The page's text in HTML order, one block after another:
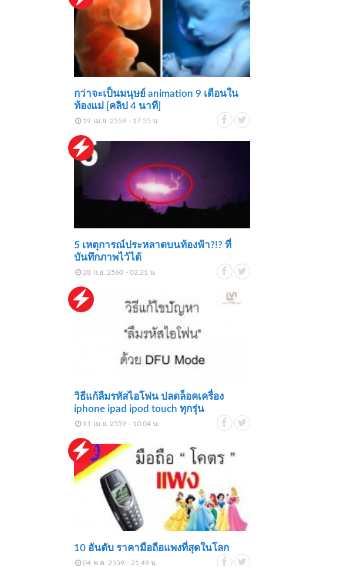
กว่าจะเป็นมนุษย์ animation 9 เดือนใน
ท้องแม่ [คลิป 4 นาที]
19 เม.ย. 2559 - 17.55 น.
5 เหตุการณ์ประหลาดบนท้องฟ้า?!? ที่
บันทึกภาพไว้ได้
28 ก.ย. 2560 - 02.21 น.
วิธีแก้ลืมรหัสไอโฟน ปลดล็อคเครื่อง
iphone ipad ipod touch ทุกรุ่น
11 เม.ย. 2559 - 10.04 น.
10 อันดับ ราคามือถือแพงที่สุดในโลก
04 พ.ค. 2559 - 21.49 น.